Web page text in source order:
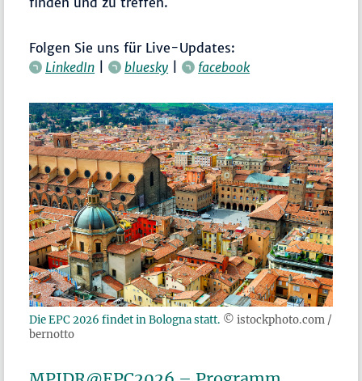
Folgen Sie uns für Live-Updates:
LinkedIn | bluesky | facebook
Die EPC 2026 findet in Bologna statt. © istockphoto.com /
bernotto